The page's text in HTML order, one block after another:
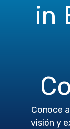
in
Conoce
visión y